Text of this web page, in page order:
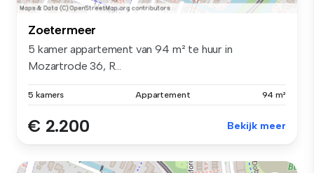
Zoetermeer
5 kamer appartement van 94 m² te huur in
Mozartrode 36, R...
5 kamers Appartement 94 m²
€ 2.200 Bekijk meer